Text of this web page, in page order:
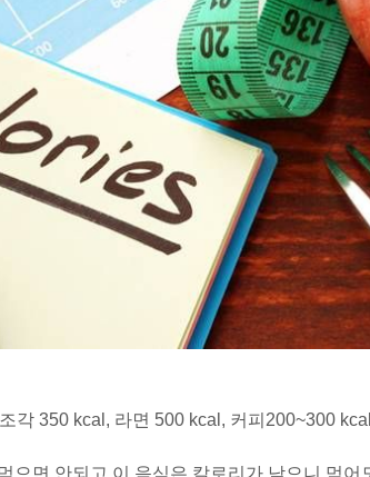
각 350 kcal, 라면 500 kcal, 커피200~300